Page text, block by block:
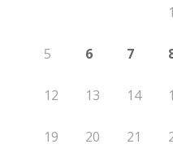
1
5 6 7
12 13 14
19 20 21